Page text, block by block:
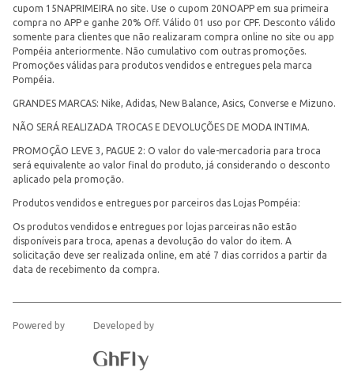
cupom 15NAPRIMEIRA no site. Use o cupom 20NOAPP em sua primeira
compra no APP e ganhe 20% Off. Válido 01 uso por CPF. Desconto válido
somente para clientes que não realizaram compra online no site ou app
Pompéia anteriormente. Não cumulativo com outras promoções.
Promoções válidas para produtos vendidos e entregues pela marca
Pompéia.
GRANDES MARCAS: Nike, Adidas, New Balance, Asics, Converse e Mizuno.
NÃO SERÁ REALIZADA TROCAS E DEVOLUÇÕES DE MODA INTIMA.
PROMOÇÃO LEVE 3, PAGUE 2: O valor do vale-mercadoria para troca
será equivalente ao valor final do produto, já considerando o desconto
aplicado pela promoção.
Produtos vendidos e entregues por parceiros das Lojas Pompéia:
Os produtos vendidos e entregues por lojas parceiras não estão
disponíveis para troca, apenas a devolução do valor do item. A
solicitação deve ser realizada online, em até 7 dias corridos a partir da
data de recebimento da compra.
Powered by Developed by